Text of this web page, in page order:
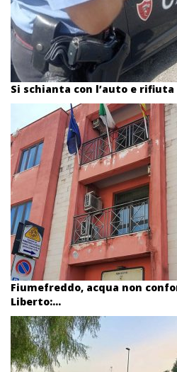
Si schianta con l’auto e rifiuta
Fiumefreddo, acqua non
Liberto:...